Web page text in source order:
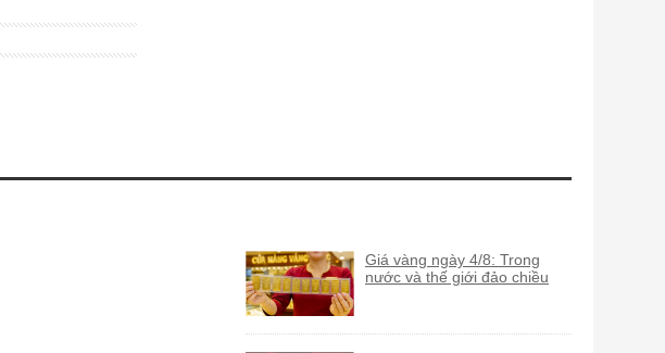
Giá vàng ngày 4/8: Trong
nước và thế giới đảo chiều